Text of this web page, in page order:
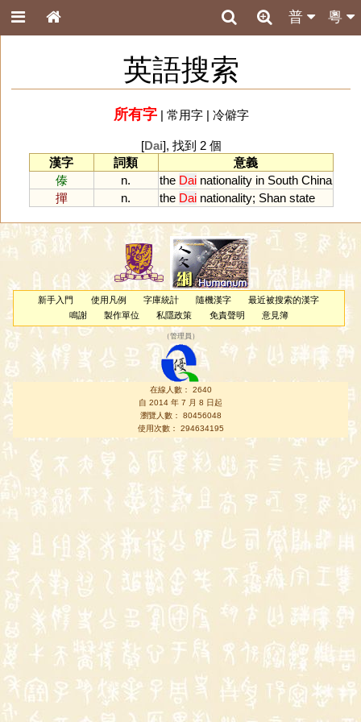
粵
普
英語搜索
所有字| 常用字| 冷僻字
[Dai], 找到 2 個
漢字
詞類
意義
傣
n. the Dai nationality in South China
撣
n. the Dai nationality; Shan state
新手入門 使用凡例 字庫統計 隨機漢字
最近被搜索的漢字
鳴謝
製作單位 私隱政策 免責聲明 意見簿
（管理員 ）
在線人數： 2640
自 2014 年 7 月 8 日起
瀏覽人數： 80456048
使用次數： 294634195